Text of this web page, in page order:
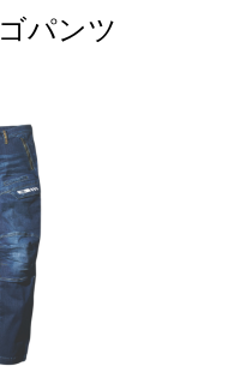
パンツ